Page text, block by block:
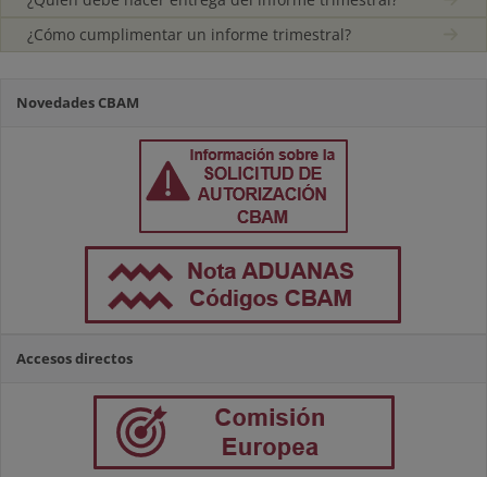
¿Cómo cumplimentar un informe trimestral?
Novedades CBAM
Accesos directos